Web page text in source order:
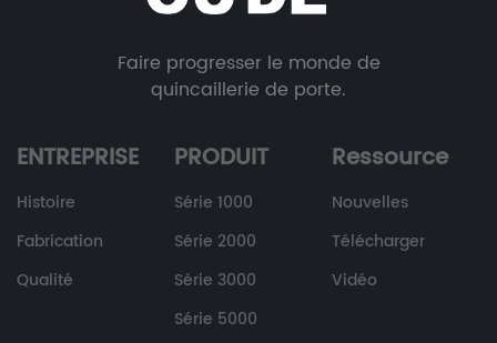
Faire progresser le monde de
quincaillerie de porte.
ENTREPRISE
Histoire
Fabrication
Qualité
PRODUIT
Série 1000
Série 2000
Série 3000
Série 5000
Ressource
Nouvelles
Télécharger
Vidéo